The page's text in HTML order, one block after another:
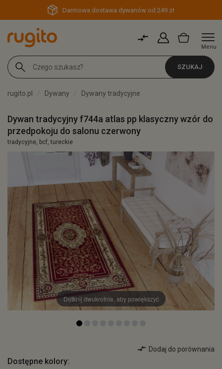
Darmowa dostawa dywanów od 249 zł
Menu
SZUKAJ
rugito.pl Dywany Dywany tradycyjne
Dywan tradycyjny f744a atlas pp klasyczny wzór do
przedpokoju do salonu czerwony
tradycyjne, bcf, tureckie
Dotknij dwukrotnie, aby powiększyć
Dodaj do porównania
Dostępne kolory: